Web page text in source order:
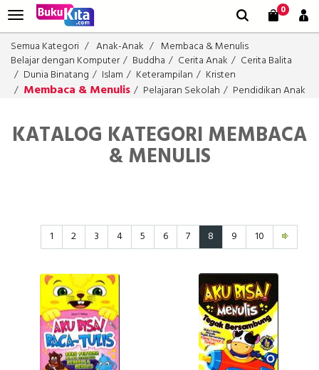
0
Semua Kategori Anak-Anak
Membaca & Menulis
Belajar dengan Komputer
Buddha Cerita Anak
Cerita Balita
Dunia Binatang
Islam Keterampilan Kristen
Membaca & Menulis Pelajaran Sekolah Pendidikan Anak
KATALOG KATEGORI MEMBACA
& MENULIS
1 2 3 4 5 6 7 8 9 10